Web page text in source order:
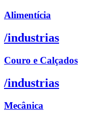
Alimentícia
/industrias
Couro e Calçados
/industrias
Mecânica